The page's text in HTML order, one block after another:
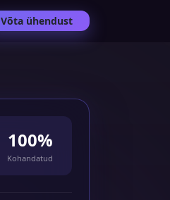
Võta ühendust
100%
Kohandatud